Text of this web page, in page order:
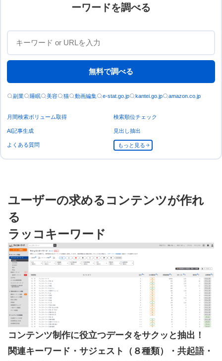
ーワードを調べる
無料で調べる
副業 睡眠 美容 猫 動画編集 e-stat.go.jp kantei.go.jp amazon.co.jp
月間検索ボリューム取得 検索順位チェック
AI記事生成 見出し抽出
よくある質問 もっと見る
ユーザーの求めるコンテンツが作れ
る
ラッコキーワード
コンテンツ制作に役立つデータをサクッと抽出！
関連キーワード・サジェスト（８種類）・共起語・